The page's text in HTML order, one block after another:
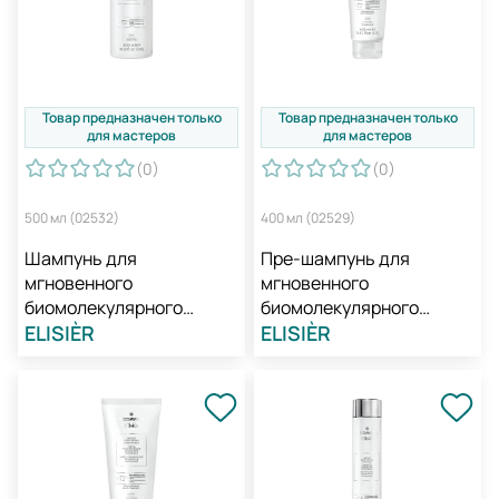
Товар предназначен только
для мастеров
(0)
500 мл (02532)
Шампунь для
мгновенного
биомолекулярного
восстановления
Bond Repair Shampoo
ELISIÈR
Товар предназначен только
для мастеров
(0)
400 мл (02529)
Пре-шампунь для
мгновенного
биомолекулярного
восстановления
Bond Repair Pre-shampoo
ELISIÈR